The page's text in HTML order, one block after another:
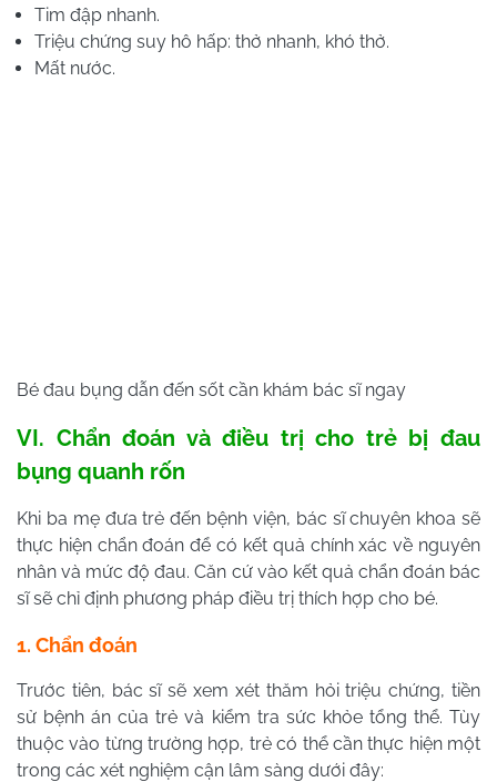
Tim đập nhanh.
Triệu chứng suy hô hấp: thở nhanh, khó thở.
Mất nước.
Bé đau bụng dẫn đến sốt cần khám bác sĩ ngay
VI. Chẩn đoán và điều trị cho trẻ bị đau
bụng quanh rốn
Khi ba mẹ đưa trẻ đến bệnh viện, bác sĩ chuyên khoa sẽ
thực hiện chẩn đoán để có kết quả chính xác về nguyên
nhân và mức độ đau. Căn cứ vào kết quả chẩn đoán bác
sĩ sẽ chỉ định phương pháp điều trị thích hợp cho bé.
1. Chẩn đoán
Trước tiên, bác sĩ sẽ xem xét thăm hỏi triệu chứng, tiền
sử bệnh án của trẻ và kiểm tra sức khỏe tổng thể. Tùy
thuộc vào từng trường hợp, trẻ có thể cần thực hiện một
trong các xét nghiệm cận lâm sàng dưới đây: